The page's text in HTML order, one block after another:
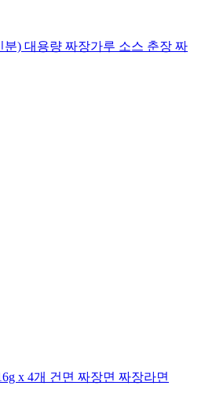
분) 대용량 짜장가루 소스 춘장 짜
x 4개 건면 짜장면 짜장라면